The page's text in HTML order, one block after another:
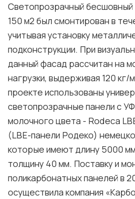
Светопрозрачный
150 м2 был смонтирован в
учитывая установку
подконструкции. При
данный фасад рассчитан на
нагрузки, выдерживая 120 кг/
проекте использованы
светопрозрачные панели с
молочного цвета - Rodeca
(LBE-панели Родеко)
которые имеют длину 5000
толщину 40 мм. Поставку и
поликарбонатных панелей в
осуществила компания